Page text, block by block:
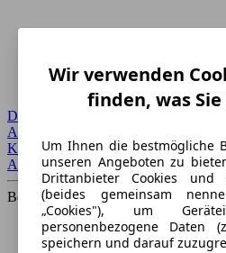
Detailsuche
Alle Marken
Karosserie
Angebote vor Ort
Beliebteste Marken
Wir verwenden
finden, was
Um Ihnen die bestmögliche
unseren Angeboten zu
Drittanbieter Cookies und
(beides gemeinsam
„Cookies"), um
personenbezogene Daten
speichern und darauf